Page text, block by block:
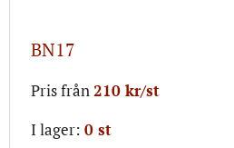
BN17
Pris från210 kr/st
I lager: 0 st